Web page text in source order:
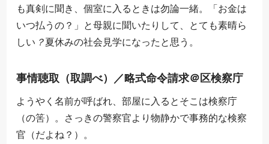
も真剣に聞き、個室に入るときは勿論一緒。「お金は
いつ払うの？」と母親に聞いたりして、とても素晴ら
しい
？
？
夏休みの社会見学になったと思う。
事情聴取（取調べ）／略式命令請求＠区検察庁
ようやく名前が呼ばれ、部屋に入るとそこは検察庁
（の筈）。さっきの警察官より物静かで事務的な検察
官（だよね？）。